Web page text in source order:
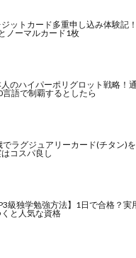
ジットカード多重申し込み体験記
ノーマルカード1枚
人のハイパーポリグロット戦略！
言語で制覇するとしたら
でラグジュアリーカード(チタン)
コスパ良し
級独学勉強方法】1日で合格？
くと人気な資格